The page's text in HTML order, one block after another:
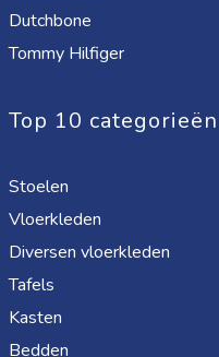
Dutchbone
Tommy Hilfiger
Top 10 categorieën
Stoelen
Vloerkleden
Diversen vloerkleden
Tafels
Kasten
Bedden